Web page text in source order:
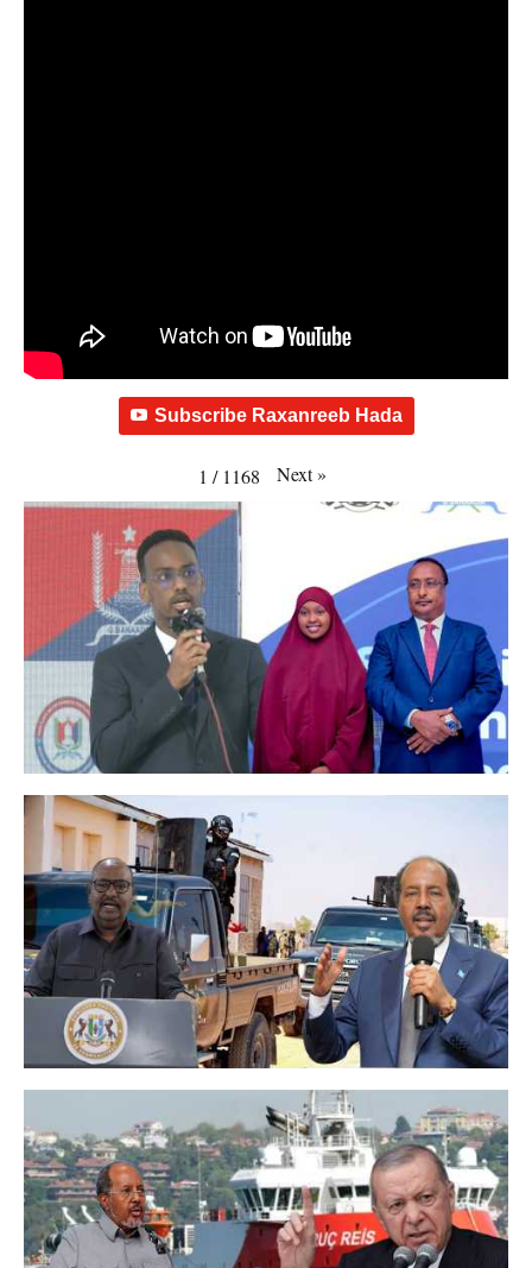
Subscribe Raxanreeb Hada
1 / 1168 Next»